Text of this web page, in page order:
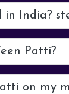
in India?
Patti?
on my